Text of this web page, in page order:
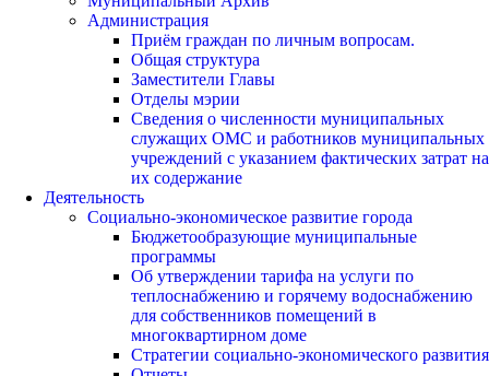
Администрация
Приём граждан по личным вопросам.
Общая структура
Заместители Главы
Отделы мэрии
Сведения о численности муниципальных
служащих ОМС и работников муниципальных
учреждений с указанием фактических затрат на
их содержание
Деятельность
Социально-экономическое развитие города
Бюджетообразующие муниципальные
программы
Об утверждении тарифа на услуги по
теплоснабжению и горячему водоснабжению
для собственников помещений в
многоквартирном доме
Стратегии социально-экономического развития